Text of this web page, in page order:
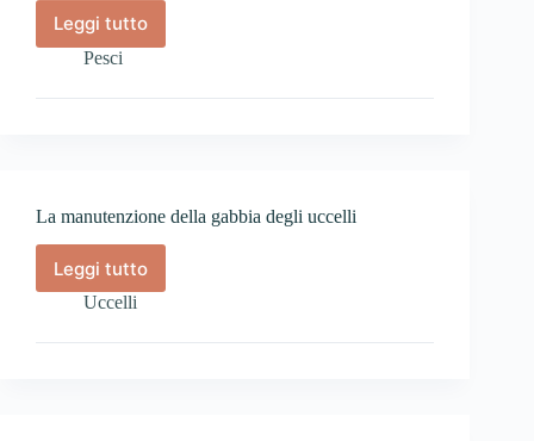
Leggi tutto
La
manutenzione
dei
Pesci
La manutenzione della gabbia degli uccelli
Leggi tutto
La
manutenzione
gabbia
Uccelli